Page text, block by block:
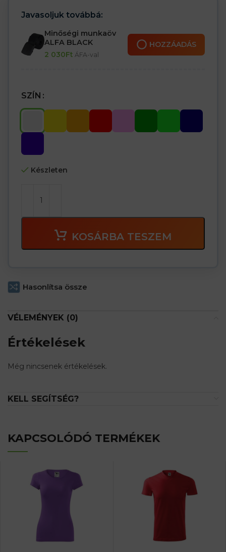
Javasoljuk továbbá:
Minőségi munkaöv
ALFA BLACK
2 030Ft ÁFA-val
HOZZÁADÁS
SZÍN
Készleten
KOSÁRBA TESZEM
Hasonlítsa össze
VÉLEMÉNYEK (0)
Értékelések
Még nincsenek értékelések.
KELL SEGÍTSÉG?
KAPCSOLÓDÓ TERMÉKEK